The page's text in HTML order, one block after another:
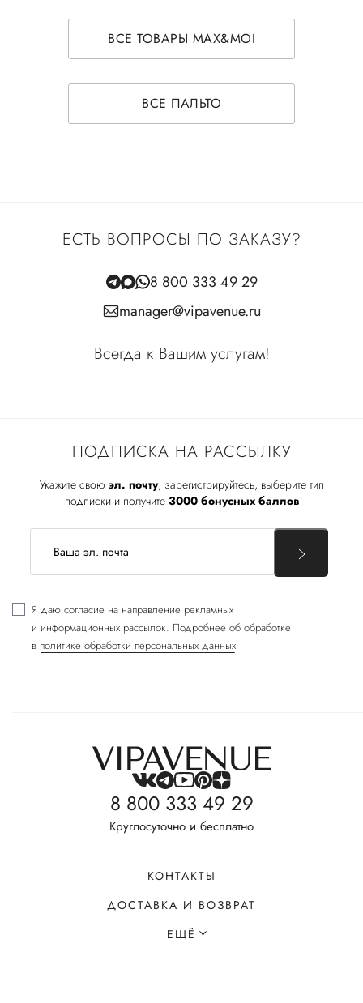
ВСЕ ТОВАРЫ MAX&MOI
ВСЕ ПАЛЬТО
ПОДПИСКА НА РАССЫЛКУ
Укажите свою эл. почту, зарегистрируйтесь, выберите тип
подписки и получите 3000 бонусных баллов
Я даю согласие на направление рекламных
и информационных рассылок. Подробнее об обработке
в политике обработки персональных данных
ЕСТЬ ВОПРОСЫ ПО ЗАКАЗУ?
8 800 333 49 29
manager@vipavenue.ru
Всегда к Вашим услугам!
8 800 333 49 29
Круглосуточно и бесплатно
КОНТАКТЫ
ДОСТАВКА И ВОЗВРАТ
ЕЩЁ